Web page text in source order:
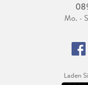
Mo. -
Laden